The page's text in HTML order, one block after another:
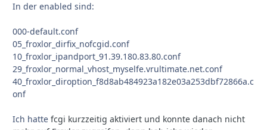
In der enabled sind:
000-default.conf
05_froxlor_dirfix_nofcgid.conf
10_froxlor_ipandport_91.39.180.83.80.conf
29_froxlor_normal_vhost_myselfe.vrultimate.net.conf
40_froxlor_diroption_f8d8ab484923a182e03a253dbf72866a.c
onf
Ich hatte fcgi kurzzeitig aktiviert und konnte danach nicht